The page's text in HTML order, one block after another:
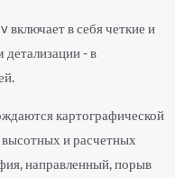
включает в себя четкие и
- в
картографической
и расчетных
направленный, порыв